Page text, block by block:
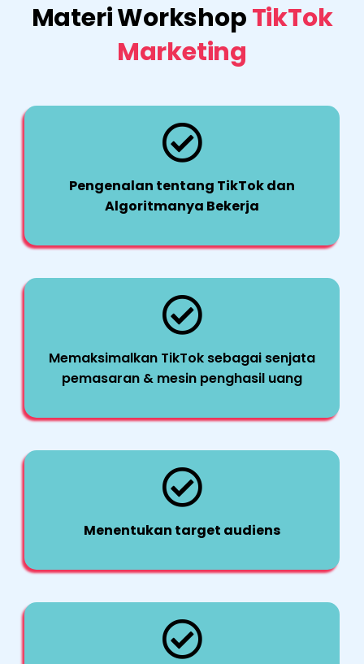
Materi WorkshopTikTok
Marketing
Pengenalan tentang TikTok dan
Algoritmanya Bekerja
Memaksimalkan TikTok sebagai senjata
pemasaran & mesin penghasil uang
Menentukan target audiens